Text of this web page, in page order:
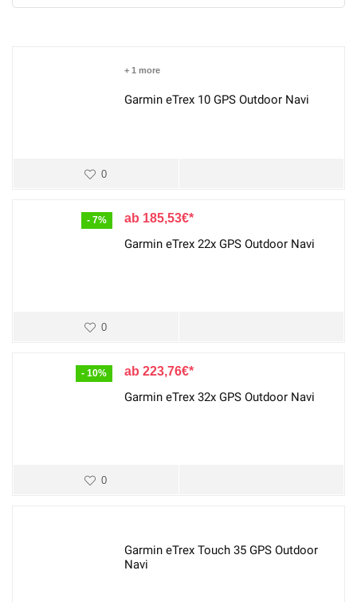
+ 1 more
Garmin eTrex 10 GPS Outdoor Navi
0
- 7% 185,53€
Garmin eTrex 22x GPS Outdoor Navi
0
- 10% 223,76€
Garmin eTrex 32x GPS Outdoor Navi
0
Garmin eTrex Touch 35 GPS Outdoor
Navi